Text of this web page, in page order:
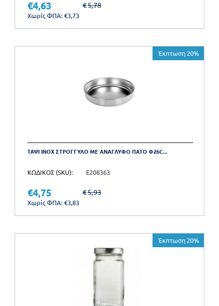
€5,78
€4,63
Χωρίς ΦΠΑ:€3,73
Έκπτωση 20%
ΤΑΨΙ INOX ΣΤΡΟΓΓΥΛΟ ΜΕ ΑΝΑΓΛΥΦΟ ΠΑΤΟ Φ26C...
ΚΩΔΙΚΟΣ (SKU): E208363
€5,93
€4,75
Χωρίς ΦΠΑ:€3,83
Έκπτωση 20%